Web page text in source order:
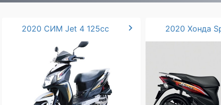
2020 СИМ Jet 4 125cc chevron_right